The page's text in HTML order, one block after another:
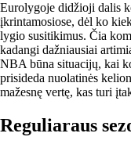
Eurolygoje didžioji dalis
įkrintamosiose, dėl ko
lygio susitikimus. Čia
kadangi dažniausiai
NBA būna situacijų, kai
prisideda nuolatinės
mažesnę vertę, kas turi
Reguliaraus